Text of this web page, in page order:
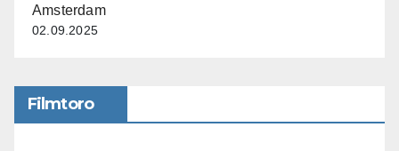
Amsterdam
02.09.2025
Filmtoro